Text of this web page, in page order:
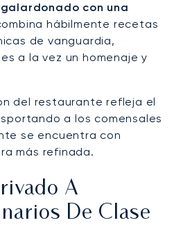
con una
hábilmente recetas
de vanguardia,
a la vez un homenaje y
del restaurante refleja el
a los comensales
se encuentra con
más refinada.
A
De Clase